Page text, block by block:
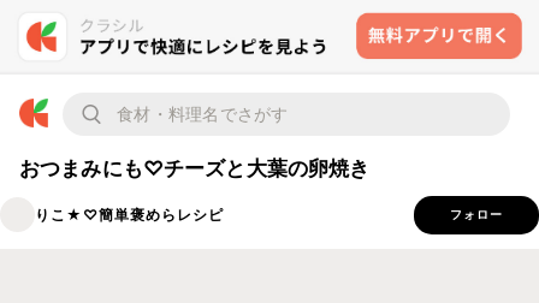
おつまみにも♡チーズと大葉の卵焼き
りこ★♡簡単褒めらレシピ フォロー